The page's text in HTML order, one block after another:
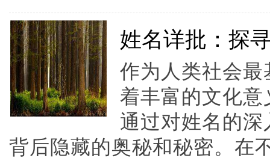
姓名详批：探
作为人类社会
着丰富的文化
通过对姓名的
背后隐藏的奥秘和秘密。在